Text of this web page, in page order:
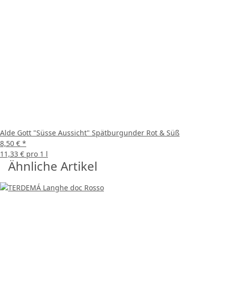
Alde Gott "Süsse Aussicht" Spätburgunder Rot & Süß
8,50 € *
11,33 € pro 1 l
Ähnliche Artikel